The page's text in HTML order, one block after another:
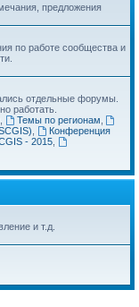
предложения
по работе сообщества и
отдельные форумы.
работать.
Темы по регионам
Конференция
- 2015,
и т.д.